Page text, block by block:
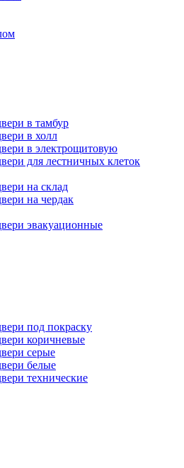
в тамбур
в холл
в электрощитовую
для лестничных клеток
на склад
на чердак
эвакуационные
под покраску
коричневые
серые
белые
технические